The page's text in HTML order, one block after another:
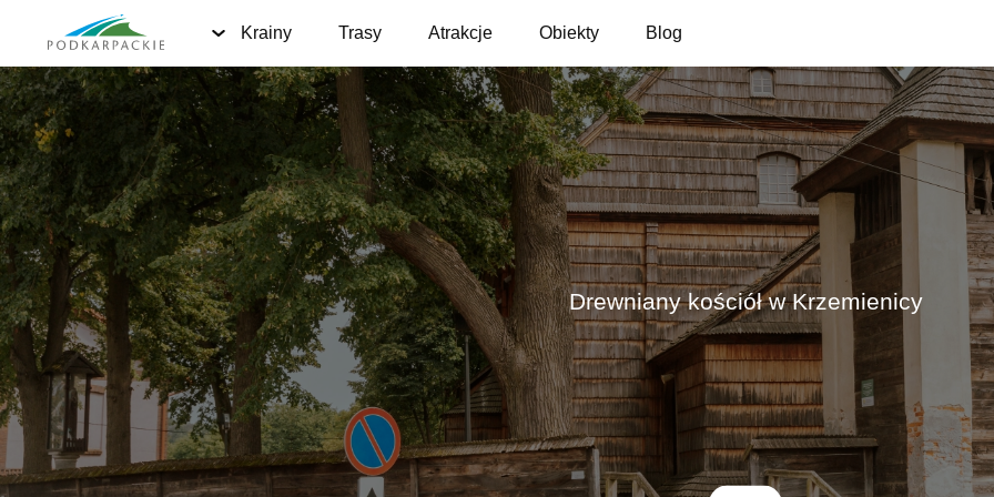
Krainy Trasy Atrakcje Obiekty Blog
Drewniany kościół w Krzemienicy